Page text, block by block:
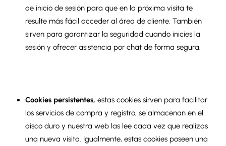
de inicio de sesión para que en la próxima visita te
resulte más fácil acceder al área de cliente. También
sirven para garantizar la seguridad cuando inicies la
sesión y ofrecer asistencia por chat de forma segura.
Cookies persistentes, estas cookies sirven para facilitar
los servicios de compra y registro, se almacenan en el
disco duro y nuestra web las lee cada vez que realizas
una nueva visita. Igualmente, estas cookies poseen una